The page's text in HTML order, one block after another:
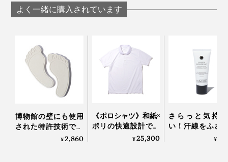
AMIGAMI
AMIGAMI
よく一緒に購入されています
博物館の壁にも使用
された特許技術で、
吸湿＆脱臭しながら
¥2,860
《ポロシャツ》和紙×
ポリの快適設計で、
湿気を吸って逃す、
¥25,300
さらっと気持
い！汗線をふさ
細菌の繁殖を抑
¥